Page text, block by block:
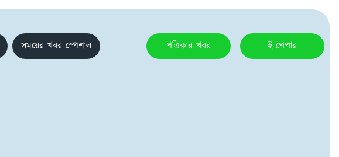
সময়ের খবর স্পেশাল পত্রিকার খবর ই-পেপার